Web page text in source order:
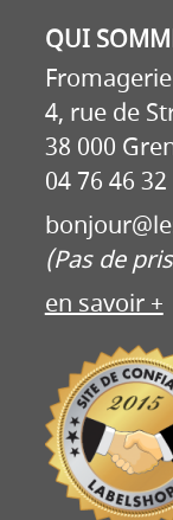
QUI
4, rue de
38 000
04 76 46 32
(Pas de
en savoir +